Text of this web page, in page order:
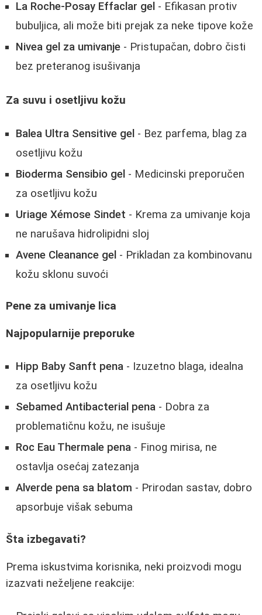
La Roche-Posay Effaclar gel - Efikasan protiv
bubuljica, ali može biti prejak za neke tipove kože
Nivea gel za umivanje - Pristupačan, dobro čisti
bez preteranog isušivanja
Za suvu i osetljivu kožu
Balea Ultra Sensitive gel - Bez parfema, blag za
osetljivu kožu
Bioderma Sensibio gel - Medicinski preporučen
za osetljivu kožu
Uriage Xémose Sindet - Krema za umivanje koja
ne narušava hidrolipidni sloj
Avene Cleanance gel - Prikladan za kombinovanu
kožu sklonu suvoći
Pene za umivanje lica
Najpopularnije preporuke
Hipp Baby Sanft pena - Izuzetno blaga, idealna
za osetljivu kožu
Sebamed Antibacterial pena - Dobra za
problematičnu kožu, ne isušuje
Roc Eau Thermale pena - Finog mirisa, ne
ostavlja osećaj zatezanja
Alverde pena sa blatom - Prirodan sastav, dobro
apsorbuje višak sebuma
Šta izbegavati?
Prema iskustvima korisnika, neki proizvodi mogu
izazvati neželjene reakcije: